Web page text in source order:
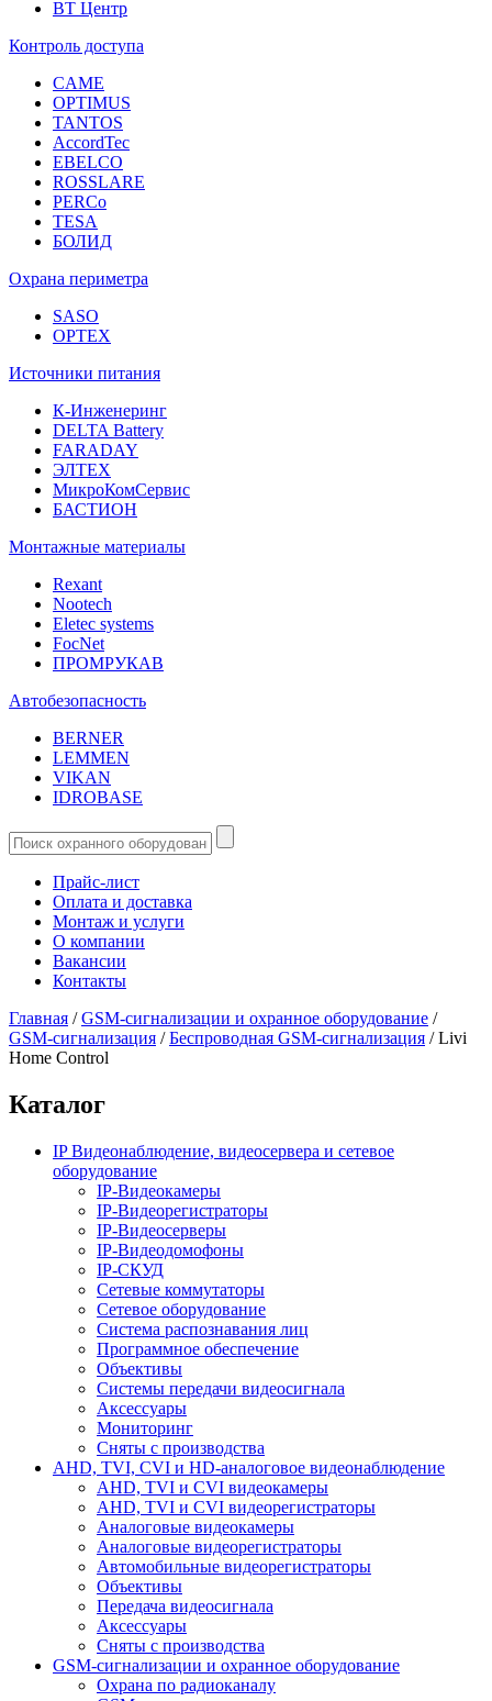
ВТ Центр
Контроль доступа
CAME
OPTIMUS
TANTOS
AccordTec
EBELCO
ROSSLARE
PERCo
TESA
БОЛИД
Охрана периметра
SASO
OPTEX
Источники питания
К-Инженеринг
DELTA Battery
FARADAY
ЭЛТЕХ
МикроКомСервис
БАСТИОН
Монтажные материалы
Rexant
Nootech
Eletec systems
FocNet
ПРОМРУКАВ
Автобезопасность
BERNER
LEMMEN
VIKAN
IDROBASE
Прайс-лист
Оплата и доставка
Монтаж и услуги
О компании
Вакансии
Контакты
Главная /GSM-сигнализации и охранное оборудование /
GSM-сигнализация /Беспроводная GSM-сигнализация /Livi
Home Control
Каталог
IP Видеонаблюдение, видеосервера и сетевое
оборудование
IP-Видеокамеры
IP-Видеорегистраторы
IP-Видеосерверы
IP-Видеодомофоны
IP-СКУД
Сетевые коммутаторы
Сетевое оборудование
Система распознавания лиц
Программное обеспечение
Объективы
Системы передачи видеосигнала
Аксессуары
Мониторинг
Сняты с производства
AHD, TVI, CVI и HD-аналоговое видеонаблюдение
AHD, TVI и CVI видеокамеры
AHD, TVI и CVI видеорегистраторы
Аналоговые видеокамеры
Аналоговые видеорегистраторы
Автомобильные видеорегистраторы
Объективы
Передача видеосигнала
Аксессуары
Сняты с производства
GSM-сигнализации и охранное оборудование
Охрана по радиоканалу